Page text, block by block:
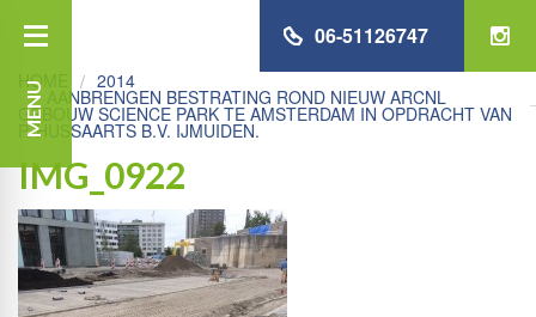
MENU
06-51126747
HOME 2014
AANBRENGEN BESTRATING ROND NIEUW ARCNL
GEBOUW SCIENCE PARK TE AMSTERDAM IN OPDRACHT VAN
P. HUSSAARTS B.V. IJMUIDEN.
IMG_0922